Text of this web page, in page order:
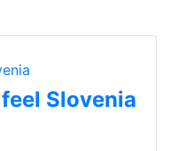
Slovenia